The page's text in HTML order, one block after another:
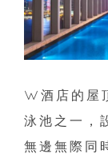
W酒店的屋
泳池之一，
無邊無際同